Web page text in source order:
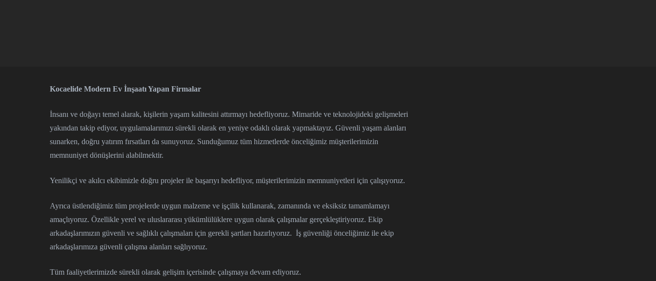
Kocaelide Modern Ev İnşaatı Yapan Firmalar
İnsanı ve doğayı temel alarak, kişilerin yaşam kalitesini attırmayı hedefliyoruz. Mimaride ve teknolojideki gelişmeleri
yakından takip ediyor, uygulamalarımızı sürekli olarak en yeniye odaklı olarak yapmaktayız. Güvenli yaşam alanları
sunarken, doğru yatırım fırsatları da sunuyoruz. Sunduğumuz tüm hizmetlerde önceliğimiz müşterilerimizin
memnuniyet dönüşlerini alabilmektir.
Yenilikçi ve akılcı ekibimizle doğru projeler ile başarıyı hedefliyor, müşterilerimizin memnuniyetleri için çalışıyoruz.
Ayrıca üstlendiğimiz tüm projelerde uygun malzeme ve işçilik kullanarak, zamanında ve eksiksiz tamamlamayı
amaçlıyoruz. Özellikle yerel ve uluslararası yükümlülüklere uygun olarak çalışmalar gerçekleştiriyoruz. Ekip
arkadaşlarımızın güvenli ve sağlıklı çalışmaları için gerekli şartları hazırlıyoruz. İş güvenliği önceliğimiz ile ekip
arkadaşlarımıza güvenli çalışma alanları sağlıyoruz.
Tüm faaliyetlerimizde sürekli olarak gelişim içerisinde çalışmaya devam ediyoruz.